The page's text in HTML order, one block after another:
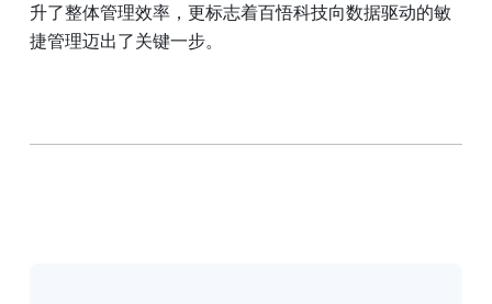
升了整体管理效率，更标志着百悟科技向数据驱动的敏
捷管理迈出了关键一步。